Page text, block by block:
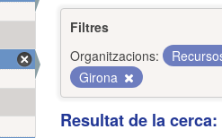
Filtres
Organitzacions:
Girona
Resultat de la